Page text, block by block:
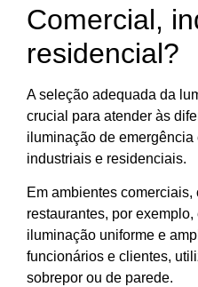
Comercial,
residencial?
A seleção adequada da
crucial para atender às
iluminação de
industriais e residenciais.
Em ambientes comerciais,
restaurantes, por
iluminação uniforme e
funcionários e clientes,
sobrepor ou de parede.